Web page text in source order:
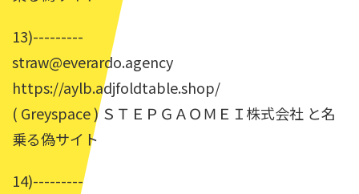
13)---------
straw@everardo.agency
https://aylb.adjfoldtable.shop/
( Greyspace ) ＳＴＥＰＧＡＯＭＥＩ株式会社 と名
乗る偽サイト
14)---------